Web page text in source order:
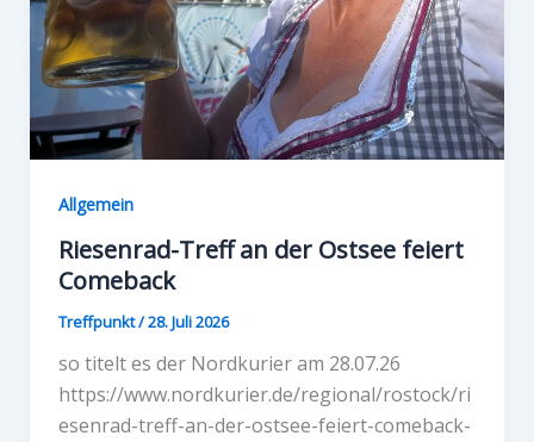
Allgemein
Riesenrad-Treff an der Ostsee feiert
Comeback
Treffpunkt/28. Juli 2026
so titelt es der Nordkurier am 28.07.26
https://www.nordkurier.de/regional/rostock/ri
esenrad-treff-an-der-ostsee-feiert-comeback-